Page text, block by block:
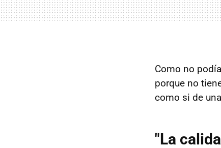
Como no
porque no
como si de
"La